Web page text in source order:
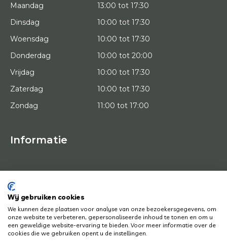
Maandag
13:00 tot 17:30
Dinsdag
10:00 tot 17:30
Woensdag
10:00 tot 17:30
Donderdag
10:00 tot 20:00
Vrijdag
10:00 tot 17:30
Zaterdag
10:00 tot 17:30
Zondag
11:00 tot 17:00
Informatie
HOME
KUNSTENAARS
KUNSTWERKEN
HOE WERKT HET
NEWS
CONTACT
Wij gebruiken cookies
We kunnen deze plaatsen voor analyse van onze bezoekersgegevens, om
onze website te verbeteren, gepersonaliseerde inhoud te tonen en om u
een geweldige website-ervaring te bieden. Voor meer informatie over de
cookies die we gebruiken opent u de instellingen.